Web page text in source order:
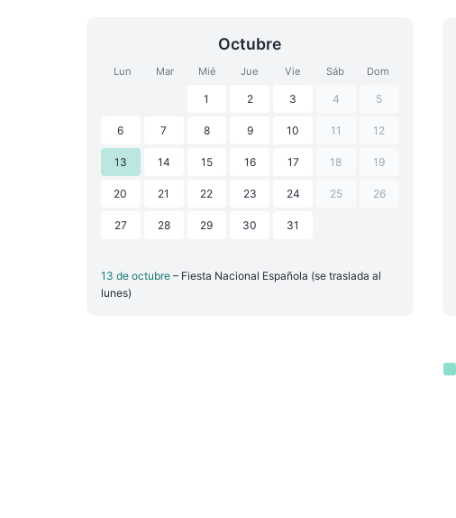
Octubre
Lun Mar Mié Jue Vie Sáb Dom
1 2 3 4 5
6 7 8 9 10 11 12
13 14 15 16 17 18 19
20 21 22 23 24 25 26
27 28 29 30 31
13 de octubre – Fiesta Nacional Española (se traslada al
lunes)